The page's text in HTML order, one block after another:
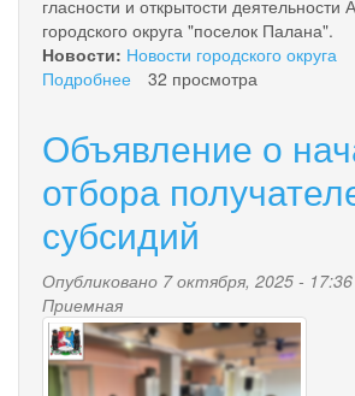
гласности и открытости деятельности
городского округа "поселок Палана".
Новости: Новости городского округа
Подробнее
членов
совета
Администрации
городского
округа
"поселок
Палана"
32 просмотра
Объявление о
отбора
субсидий
Опубликовано 7 октября, 2025 -
Приемная
vnimaniyu_nko.png